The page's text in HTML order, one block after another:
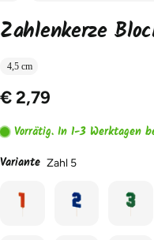
Zahlenkerze
4,5 cm
€ 2,79
Vorrätig. In 1-3 Werktagen
Variante Zahl 5